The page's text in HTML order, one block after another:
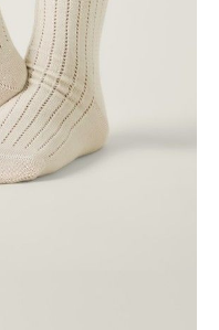
CLASSIC, r.36-39, 011